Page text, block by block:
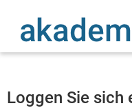
Inhalt
Loggen Sie sich